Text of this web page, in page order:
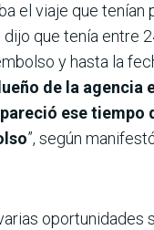
el viaje que tenían
dijo que tenía entre
y hasta la
de la agencia
ese tiempo
”, según
oportunidades